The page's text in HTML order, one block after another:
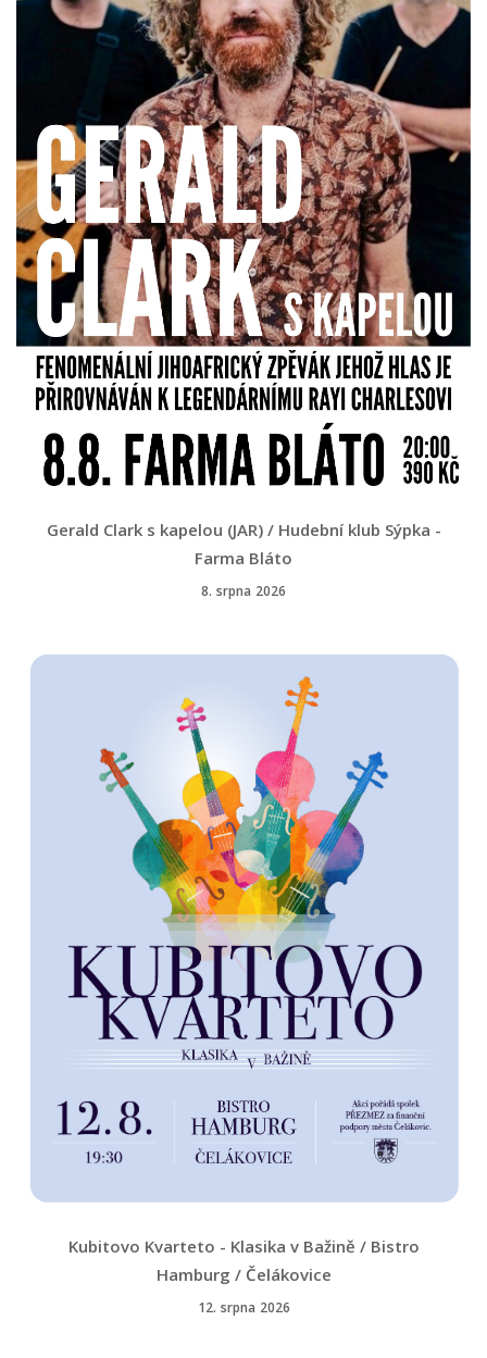
Gerald Clark s kapelou (JAR) / Hudební klub Sýpka -
Farma Bláto
8. srpna 2026
Kubitovo Kvarteto - Klasika v Bažině / Bistro
Hamburg / Čelákovice
12. srpna 2026